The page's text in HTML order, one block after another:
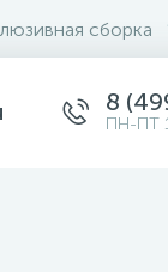
сборка
8
ПН-ПТ